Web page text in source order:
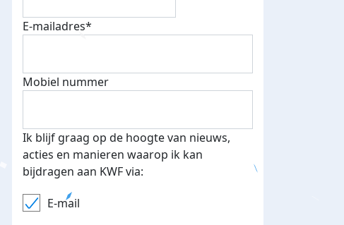
E-mails verstuurd
Top fondsenwerver
E-mailadres*
Mobiel nummer
Ik blijf graag op de hoogte van nieuws,
acties en manieren waarop ik kan
bijdragen aan KWF via:
E-mail